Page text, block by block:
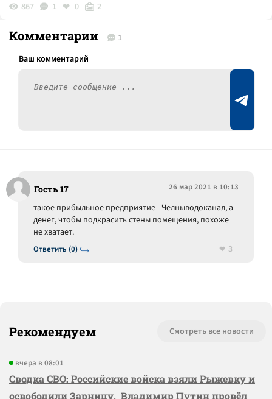
867 1 0 2
Комментарии 1
Гость 17 26 мар 2021 в 10:13
Ответить (0)
такое прибыльное предприятие - Челныводоканал, а
денег, чтобы подкрасить стены помещения, похоже
не хватает.
3
Рекомендуем Смотреть все новости
вчера в 08:01
Сводка СВО: Российские войска взяли Рыжевку и
освободили Зарницу, Владимир Путин провёл